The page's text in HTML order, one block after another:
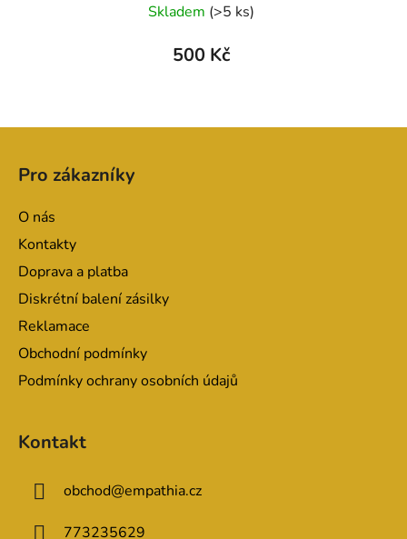
Skladem (>5 ks)
500 Kč
Pro zákazníky
O nás
Kontakty
Doprava a platba
Diskrétní balení zásilky
Reklamace
Obchodní podmínky
Podmínky ochrany osobních údajů
Kontakt
obchod@empathia.cz
773235629